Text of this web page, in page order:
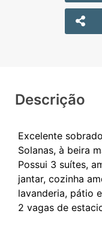
Descrição
Excelente
Solanas, à beira
Possui 3 suítes,
jantar, cozinha
lavanderia, pátio